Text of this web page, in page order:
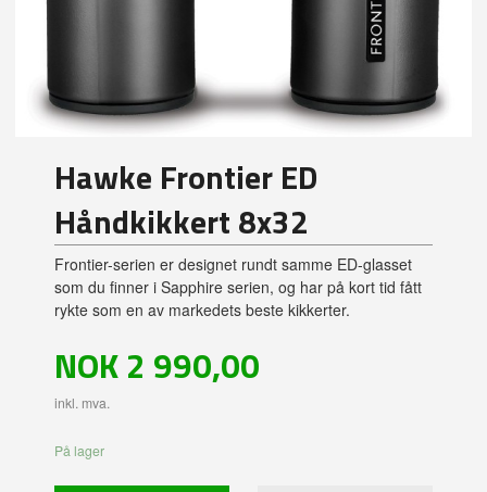
Hawke Frontier ED
Håndkikkert 8x32
Frontier-serien er designet rundt samme ED-glasset
som du finner i Sapphire serien, og har på kort tid fått
rykte som en av markedets beste kikkerter.
Pris
NOK2 990,00
inkl. mva.
På lager